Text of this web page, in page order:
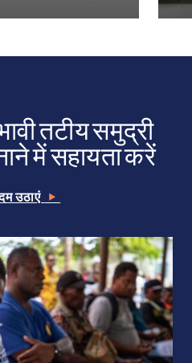
तटीय समुद्री
में सहायता करें
उठाएं